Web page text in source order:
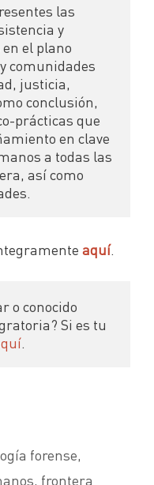
las
y
el plano
comunidades
justicia,
conclusión,
prácticas que
en clave
a todas las
así como
aquí.
o conocido
Si es tu
.
forense,
, frontera